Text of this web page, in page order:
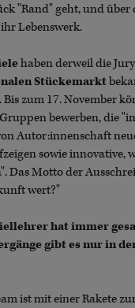
"Rand" geht, und über
Lebenswerk.
haben derweil die
Stückemarkt
. Bis zum 17. November
bewerben, die
Autor:innenschaft
sowie innovative,
Das Motto der
wert?"
hat immer
gibt es nur in
ist mit einer Rakete